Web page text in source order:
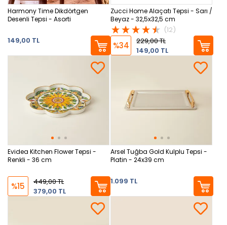
Harmony Time Dikdörtgen
Desenli Tepsi - Asorti
149,00 TL
Zucci Home Alaçatı Tepsi - Sarı /
Beyaz - 32,5x32,5 cm
(12)
%34
229,00 TL
149,00 TL
Evidea Kitchen Flower Tepsi -
Renkli - 36 cm
%15
449,00 TL
379,00 TL
Arsel Tuğba Gold Kulplu Tepsi -
Platin - 24x39 cm
1.099 TL